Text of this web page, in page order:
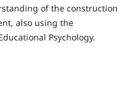
of the construction
also using the
Psychology.